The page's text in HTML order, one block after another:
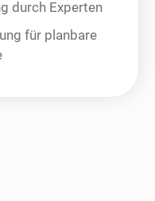
durch Experten
für planbare